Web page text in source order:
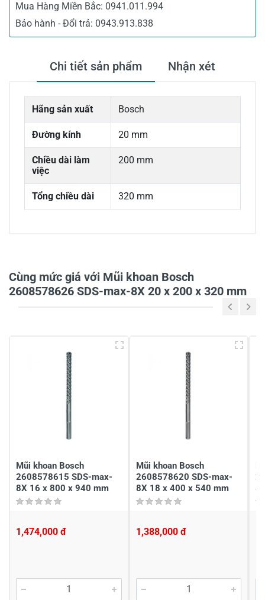
Mua Hàng Miền Bắc: 0941.011.994
Bảo hành - Đổi trả: 0943.913.838
Chi tiết sản phẩm Nhận xét
Hãng sản xuất Bosch
Đường kính 20 mm
Chiều dài làm
việc
200 mm
Tổng chiều dài 320 mm
-
-
-
Đánh giá sao
Cùng mức giá với Mũi khoan Bosch
2608578626 SDS-max-8X 20 x 200 x 320 mm
Mũi khoan Bosch
2608578615 SDS-max-
8X 16 x 800 x 940 mm
1,474,000 đ
Mũi khoan Bosch
2608578620 SDS-max-
8X 18 x 400 x 540 mm
1,388,000 đ